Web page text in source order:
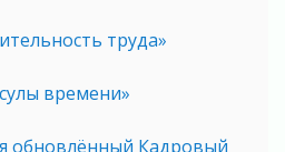
труда»
времени»
обновлённый Кадровый